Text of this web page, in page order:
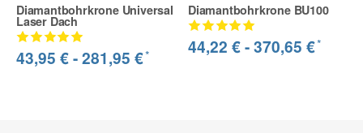
Diamantbohrkrone Universal
Laser Dach
43,95 € -281,95 €*
Diamantbohrkrone BU100
44,22 € -370,65 €*